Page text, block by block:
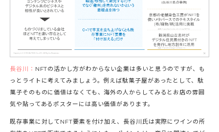
長谷川： NFTの活かし方がわからない企業は多いと思うのですが、も
っとライトに考えてみましょう。例えば駄菓子屋があったとして、駄
菓子そのものに価値はなくても、海外の人からしてみるとお店の雰囲
気や貼ってあるポスターには高い価値があります。
既存事業に対してNFT要素を付け加え、長谷川氏は実際にワインの所